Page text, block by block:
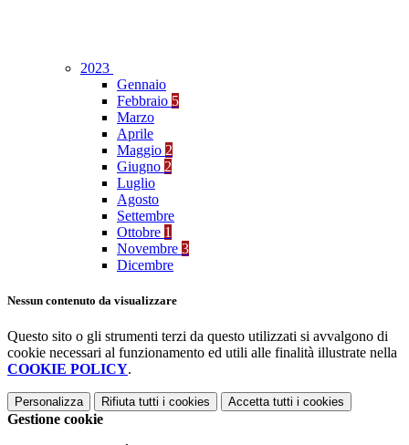
2023
Gennaio
Febbraio 5
Marzo
Aprile
Maggio 2
Giugno 2
Luglio
Agosto
Settembre
Ottobre 1
Novembre 3
Dicembre
Nessun contenuto da visualizzare
Questo sito o gli strumenti terzi da questo utilizzati si avvalgono di
cookie necessari al funzionamento ed utili alle finalità illustrate nella
COOKIE POLICY.
Personalizza Rifiuta tutti i cookies Accetta tutti i cookies
Gestione cookie